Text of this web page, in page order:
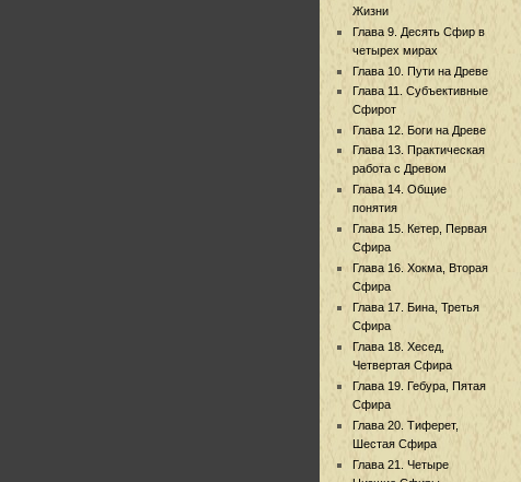
Жизни
Глава 9. Десять Сфир в
четырех мирах
Глава 10. Пути на Древе
Глава 11. Субъективные
Сфирот
Глава 12. Боги на Древе
Глава 13. Практическая
работа с Древом
Глава 14. Общие
понятия
Глава 15. Кетер, Первая
Сфира
Глава 16. Хокма, Вторая
Сфира
Глава 17. Бина, Третья
Сфира
Глава 18. Хесед,
Четвертая Сфира
Глава 19. Гебура, Пятая
Сфира
Глава 20. Тиферет,
Шестая Сфира
Глава 21. Четыре